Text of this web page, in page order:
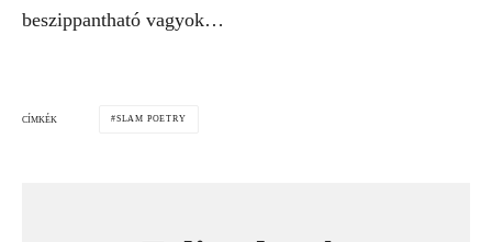
beszippantható vagyok…
CÍMKÉK SLAM POETRY